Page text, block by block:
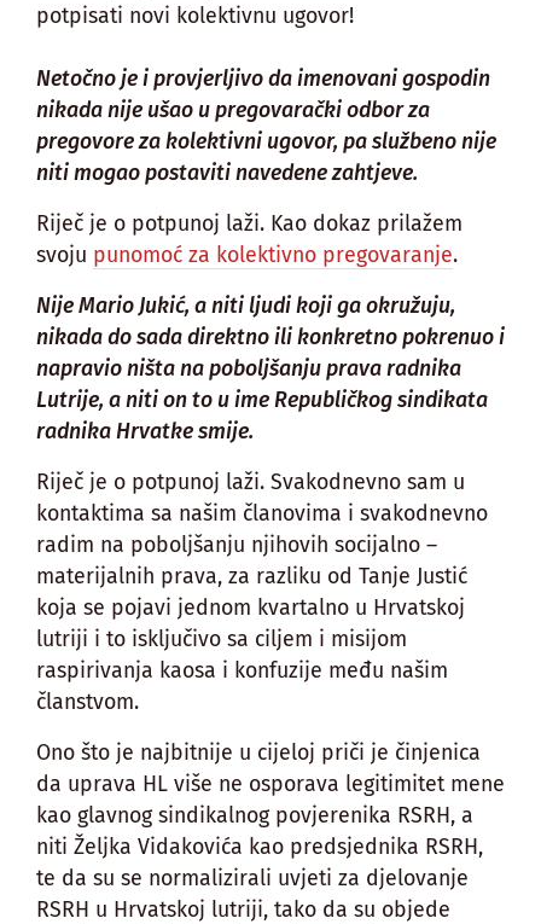
potpisati novi kolektivnu ugovor!
Netočno je i provjerljivo da imenovani gospodin
nikada nije ušao u pregovarački odbor za
pregovore za kolektivni ugovor, pa službeno nije
niti mogao postaviti navedene zahtjeve.
Riječ je o potpunoj laži. Kao dokaz prilažem
svoju punomoć za kolektivno pregovaranje.
Nije Mario Jukić, a niti ljudi koji ga okružuju,
nikada do sada direktno ili konkretno pokrenuo i
napravio ništa na poboljšanju prava radnika
Lutrije, a niti on to u ime Republičkog sindikata
radnika Hrvatke smije.
Riječ je o potpunoj laži. Svakodnevno sam u
kontaktima sa našim članovima i svakodnevno
radim na poboljšanju njihovih socijalno –
materijalnih prava, za razliku od Tanje Justić
koja se pojavi jednom kvartalno u Hrvatskoj
lutriji i to isključivo sa ciljem i misijom
raspirivanja kaosa i konfuzije među našim
članstvom.
Ono što je najbitnije u cijeloj priči je činjenica
da uprava HL više ne osporava legitimitet mene
kao glavnog sindikalnog povjerenika RSRH, a
niti Željka Vidakovića kao predsjednika RSRH,
te da su se normalizirali uvjeti za djelovanje
RSRH u Hrvatskoj lutriji, tako da su objede